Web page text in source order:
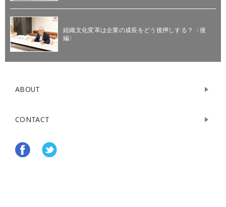
組織文化変革は企業の成長をどう後押しする？〈後
編〉
ABOUT
CONTACT